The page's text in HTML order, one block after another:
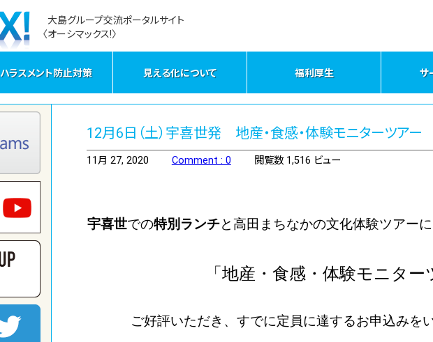
大島グループ交流ポータルサイト
〈オーシマックス!〉
ハラスメント防止対策 見える化について 福利厚生 サ
12月6日（土）宇喜世発 地産・食感・体験モニターツアー
11月 27, 2020 Comment : 0 閲覧数 1,516 ビュー
宇喜世での特別ランチと高田まちなかの文化体験ツアーに
「地産・食感・体験モニター
ご好評いただき、すでに定員に達するお申込みを